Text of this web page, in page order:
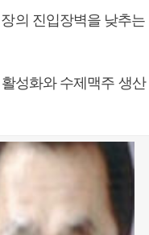
의 진입장벽을 낮추는
성화와 수제맥주 생산